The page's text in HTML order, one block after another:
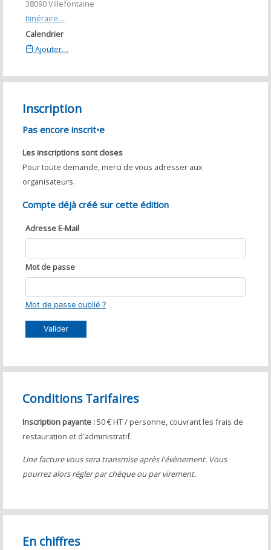
38090 Villefontaine
Itinéraire…
Calendrier
Ajouter…
Inscription
Pas encore inscrit•e
Les inscriptions sont closes
Pour toute demande, merci de vous adresser aux
organisateurs.
Compte déjà créé sur cette édition
Adresse E-Mail
Mot de passe
Mot de passe oublié ?
Valider
Conditions Tarifaires
Inscription payante :50 € HT / personne, couvrant les frais de
restauration et d'administratif.
Une facture vous sera transmise après l'évènement. Vous
pourrez alors régler par chèque ou par virement.
En chiffres